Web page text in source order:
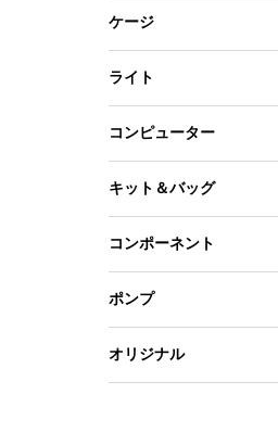
ケージ
ライト
コンピューター
キット＆バッグ
コンポーネント
ポンプ
オリジナル